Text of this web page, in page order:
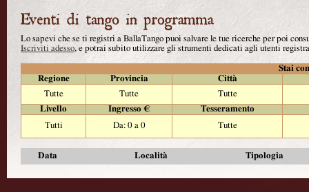
Lo sapevi che se ti registri a BallaTango puoi salvare le tue ricerche per poi
Iscriviti adesso, e potrai subito utilizzare gli strumenti dedicati agli utenti
Stai
Regione
Provincia
Città
Tutte
Tutte
Tutte
Livello
Ingresso €
Tesseramento
Tutti
Da: 0 a 0 Tutte
Data Località Tipologia